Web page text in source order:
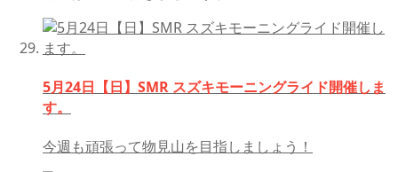
5月24日【日】SMR スズキモーニングライド開催しま
す。
今週も頑張って物見山を目指しましょう！